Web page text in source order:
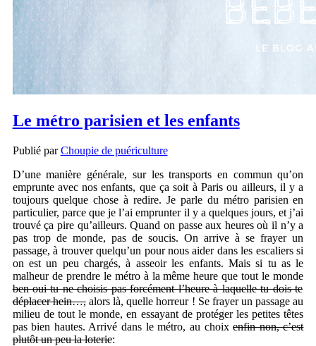
Le métro parisien et les enfants
Publié parChoupie de puériculture
D’une manière générale, sur les transports en commun qu’on
emprunte avec nos enfants, que ça soit à Paris ou ailleurs, il y a
toujours quelque chose à redire. Je parle du métro parisien en
particulier, parce que je l’ai emprunter il y a quelques jours, et j’ai
trouvé ça pire qu’ailleurs. Quand on passe aux heures où il n’y a
pas trop de monde, pas de soucis. On arrive à se frayer un
passage, à trouver quelqu’un pour nous aider dans les escaliers si
on est un peu chargés, à asseoir les enfants. Mais si tu as le
malheur de prendre le métro à la même heure que tout le monde
ben oui tu ne choisis pas forcément l’heure à laquelle tu dois te
déplacer hein…,alors là, quelle horreur ! Se frayer un passage au
milieu de tout le monde, en essayant de protéger les petites têtes
pas bien hautes. Arrivé dans le métro, au choixenfin non, c’est
plutôt un peu la loterie: